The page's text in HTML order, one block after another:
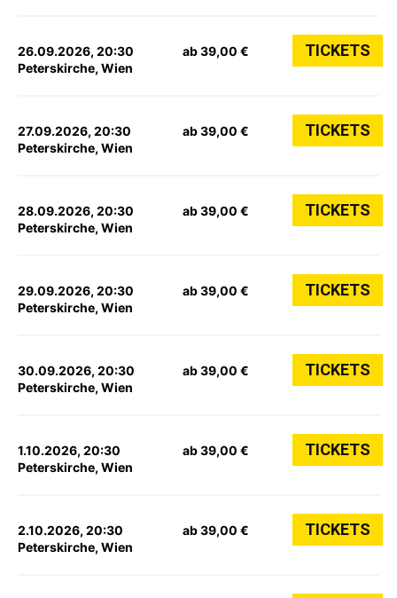
26.09.2026, 20:30
Peterskirche, Wien
ab 39,00 € TICKETS
27.09.2026, 20:30
Peterskirche, Wien
ab 39,00 € TICKETS
28.09.2026, 20:30
Peterskirche, Wien
ab 39,00 € TICKETS
29.09.2026, 20:30
Peterskirche, Wien
ab 39,00 € TICKETS
30.09.2026, 20:30
Peterskirche, Wien
ab 39,00 € TICKETS
1.10.2026, 20:30
Peterskirche, Wien
ab 39,00 € TICKETS
2.10.2026, 20:30
Peterskirche, Wien
ab 39,00 € TICKETS